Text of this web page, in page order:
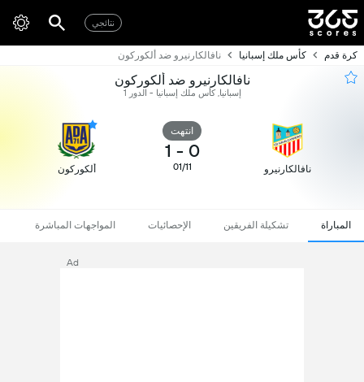
نتائجي
كرة قدم كأس ملك إسبانيا نافالكارنيرو ضد ألكوركون
نافالكارنيرو ضد ألكوركون
إسبانيا, كأس ملك إسبانيا - الدور 1
نافالكارنيرو
انتهت
0
-
1
01/11 ألكوركون
المباراة تشكيلة الفريقين الإحصائيات المواجهات المباشرة
Ad